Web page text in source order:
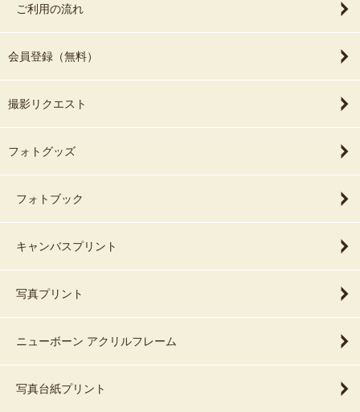
ご利用の流れ
会員登録（無料）
撮影リクエスト
フォトグッズ
フォトブック
キャンバスプリント
写真プリント
ニューボーン アクリルフレーム
写真台紙プリント